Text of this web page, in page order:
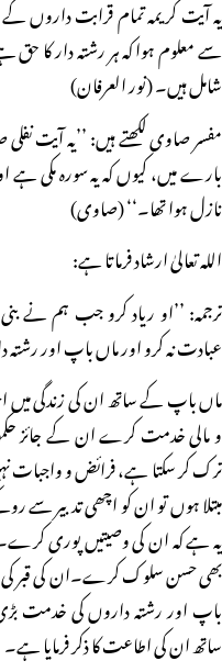
یہ آیت کریمہ تمام قرابت
سے معلوم ہوا کہ ہر رشتہ دار کا
شامل ہیں۔ (نور العرفان)
مفسر صاوی لکھتے ہیں: ’’یہ آیت
بارے میں، کیوں کہ یہ سورہ مکی ہے
نازل ہوا تھا۔‘‘ (صاوی)
اللہ تعالیٰ ارشاد فرماتا ہے:
ترجمہ: ’’او ریاد کرو جب ہم نے
عبادت نہ کرو اور ماں باپ اور
ماں باپ کے ساتھ ان کی زندگی
و مالی خدمت کرے ان کے جائز
ترک کر سکتا ہے، فرائض و واجبات
مبتلا ہوں تو ان کو اچھی تدبیر
یہ ہے کہ ان کی وصیتیں پوری
بھی حسن سلوک کرے۔ان کی قبر
باپ اور رشتہ داروں کی
ساتھ ان کی اطاعت کا ذکر فرمایا ہے۔